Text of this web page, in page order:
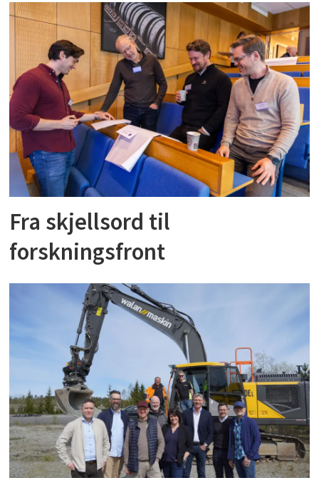
Fra skjellsord til
forskningsfront